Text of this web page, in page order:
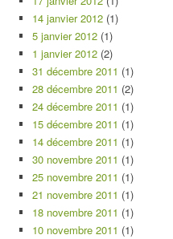
14 janvier 2012 (1)
5 janvier 2012 (1)
1 janvier 2012 (2)
31 décembre 2011 (1)
28 décembre 2011 (2)
24 décembre 2011 (1)
15 décembre 2011 (1)
14 décembre 2011 (1)
30 novembre 2011 (1)
25 novembre 2011 (1)
21 novembre 2011 (1)
18 novembre 2011 (1)
10 novembre 2011 (1)